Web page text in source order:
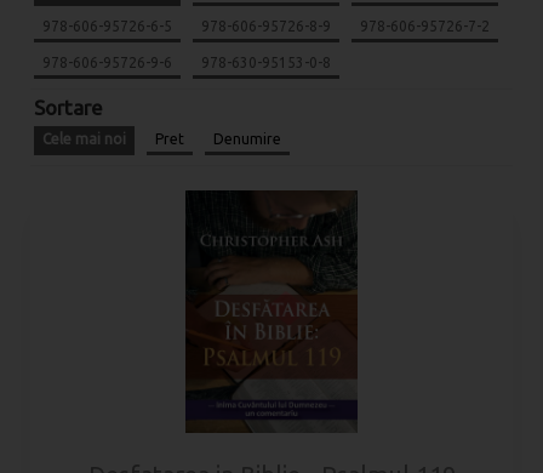
978-606-95726-6-5 978-606-95726-8-9 978-606-95726-7-2
978-606-95726-9-6 978-630-95153-0-8
Sortare
Cele mai noi Pret Denumire